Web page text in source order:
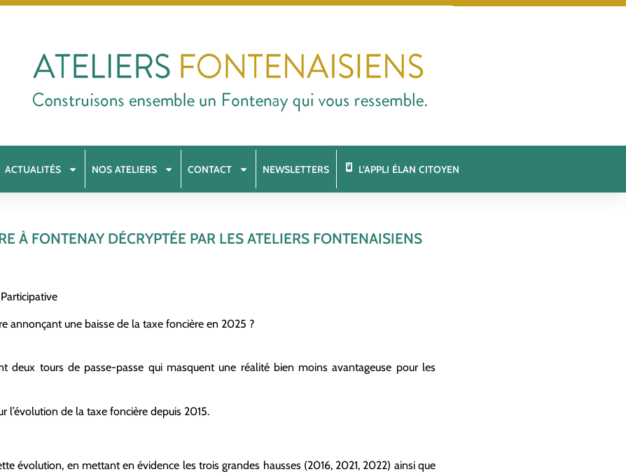
ACTUALITÉS NOS ATELIERS CONTACT NEWSLETTERS L’APPLI ÉLAN CITOYEN
À FONTENAY DÉCRYPTÉE PAR LES ATELIERS FONTENAISIENS
annonçant une baisse de la taxe foncière en 2025 ?
deux tours de passe-passe qui masquent une réalité bien moins avantageuse pour les
l’évolution de la taxe foncière depuis 2015.
évolution, en mettant en évidence les trois grandes hausses (2016, 2021, 2022) ainsi que